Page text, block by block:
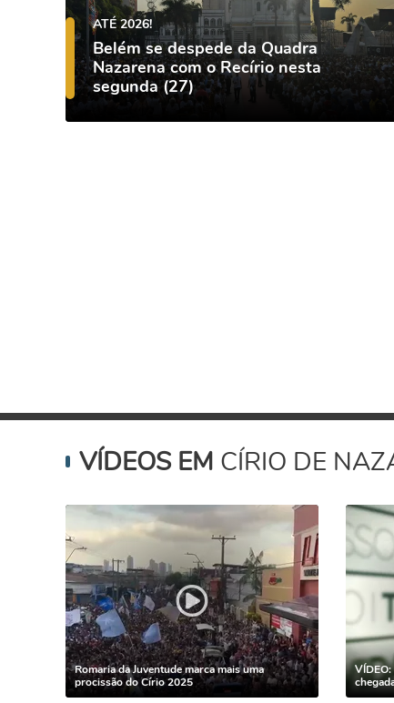
ATÉ 2026!
Belém se despede da Quadra
Nazarena com o Recírio nesta
segunda (27)
VÍDEOS EM CÍRIO DE
Romaria da Juventude marca mais uma
procissão do Círio 2025